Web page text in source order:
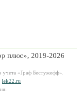
плюс», 2019-2026
учета «Граф Бестужефф».
lek22.ru